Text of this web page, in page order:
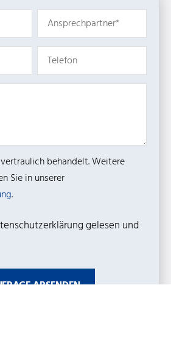
behandelt. Weitere
Sie in unserer
.
gelesen und
ABSENDEN